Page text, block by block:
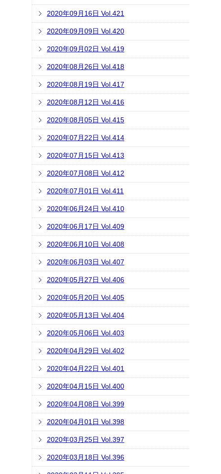
2020年09月16日 Vol.421
2020年09月09日 Vol.420
2020年09月02日 Vol.419
2020年08月26日 Vol.418
2020年08月19日 Vol.417
2020年08月12日 Vol.416
2020年08月05日 Vol.415
2020年07月22日 Vol.414
2020年07月15日 Vol.413
2020年07月08日 Vol.412
2020年07月01日 Vol.411
2020年06月24日 Vol.410
2020年06月17日 Vol.409
2020年06月10日 Vol.408
2020年06月03日 Vol.407
2020年05月27日 Vol.406
2020年05月20日 Vol.405
2020年05月13日 Vol.404
2020年05月06日 Vol.403
2020年04月29日 Vol.402
2020年04月22日 Vol.401
2020年04月15日 Vol.400
2020年04月08日 Vol.399
2020年04月01日 Vol.398
2020年03月25日 Vol.397
2020年03月18日 Vol.396